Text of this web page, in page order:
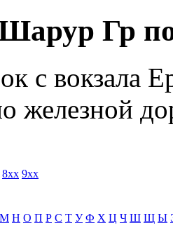
Гр
с вокзала
железной
8xx 9xx
М Н О П Р С Т У Ф Х Ц Ч Ш Щ Ы